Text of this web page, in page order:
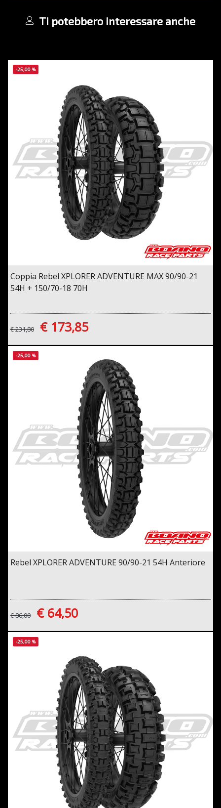
Ti potebbero interessare anche
-25,00 %
Coppia Rebel XPLORER ADVENTURE MAX 90/90-21
54H + 150/70-18 70H
€ 231,80 € 173,85
-25,00 %
Rebel XPLORER ADVENTURE 90/90-21 54H Anteriore
€ 86,00 € 64,50
-25,00 %